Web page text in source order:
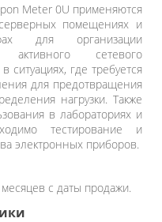
Meter 0U применяются
помещениях и
для организации
активного сетевого
где требуется
для предотвращения
нагрузки. Также
в лабораториях и
тестирование и
электронных приборов.
с даты продажи.